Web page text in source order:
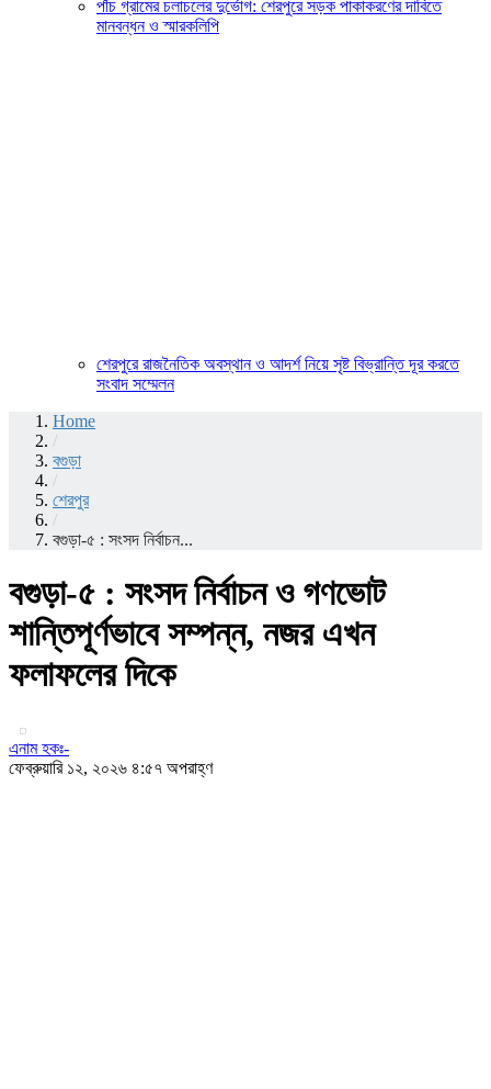
পাঁচ গ্রামের চলাচলের দুর্ভোগ: শেরপুরে সড়ক পাকাকরণের দাবিতে
মানবন্ধন ও স্মারকলিপি
শেরপুরে রাজনৈতিক অবস্থান ও আদর্শ নিয়ে সৃষ্ট বিভ্রান্তি দূর করতে
সংবাদ সম্মেলন
Home
/
বগুড়া
/
শেরপুর
/
বগুড়া-৫ : সংসদ নির্বাচন...
বগুড়া-৫ : সংসদ নির্বাচন ও গণভোট
শান্তিপূর্ণভাবে সম্পন্ন, নজর এখন
ফলাফলের দিকে
এনাম হকঃ-
ফেব্রুয়ারি ১২, ২০২৬ ৪:৫৭ অপরাহ্ণ